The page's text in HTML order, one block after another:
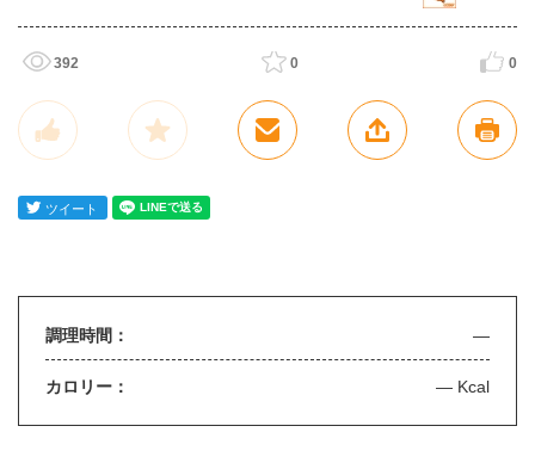
392 0 0
調理時間： —
カロリー： — Kcal